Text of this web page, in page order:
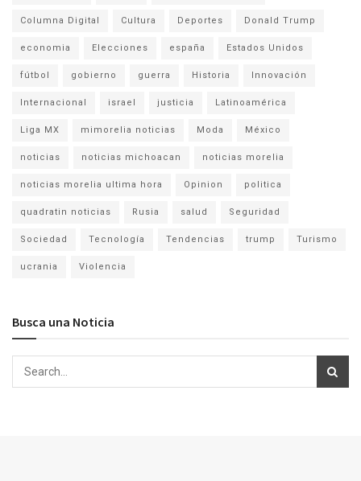
Columna Digital Cultura Deportes Donald Trump
economia Elecciones españa Estados Unidos
fútbol gobierno guerra Historia Innovación
Internacional israel justicia Latinoamérica
Liga MX mimorelia noticias Moda México
noticias noticias michoacan noticias morelia
noticias morelia ultima hora Opinion politica
quadratin noticias Rusia salud Seguridad
Sociedad Tecnología Tendencias trump Turismo
ucrania Violencia
Busca una Noticia